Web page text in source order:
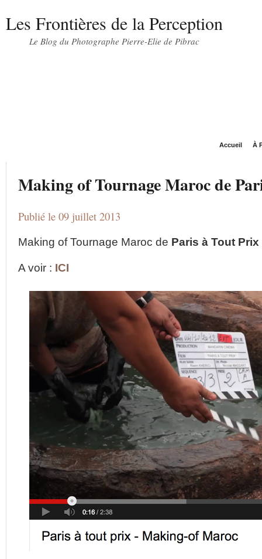
Les Frontières de la Perception
Le Blog du Photographe Pierre-Elie de Pibrac
Accueil À
Making of Tournage Maroc de
Publié le 09 juillet 2013
Making of Tournage Maroc de Paris à Tout Prix
A voir : ICI